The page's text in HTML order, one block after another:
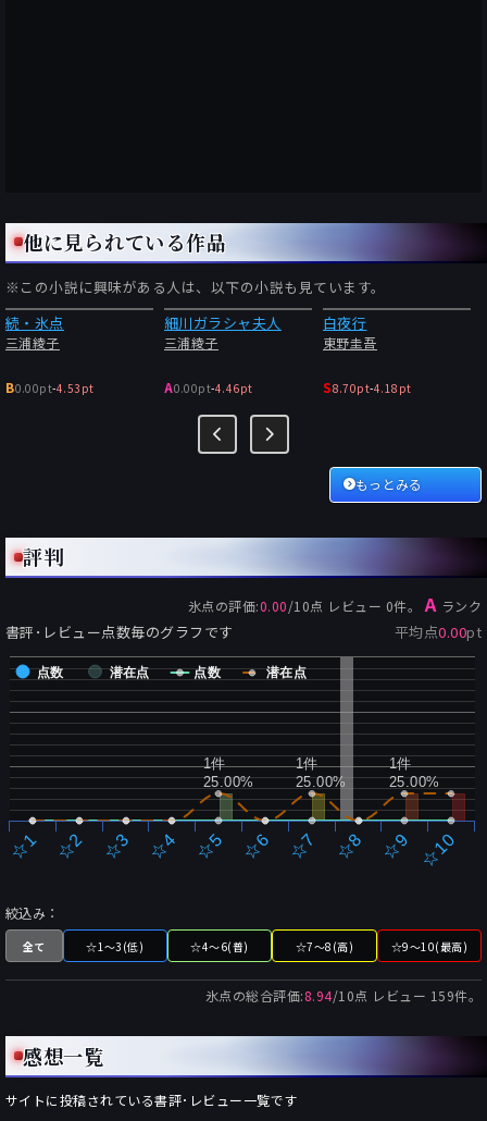
他に見られている作品
※この小説に興味がある人は、以下の小説も見ています。
続・氷点
三浦綾子
B0.00pt-4.53pt
細川ガラシャ夫人
三浦綾子
A0.00pt-4.46pt
白夜行
東野圭吾
S8.70pt-4.18pt
もっとみる
評判
氷点の評価:0.00/10点 レビュー 0件。 A ランク
書評･レビュー点数毎のグラフです 平均点0.00pt
点数 潜在点 点数 潜在点
☆1 ☆2 ☆3 ☆4 ☆5 ☆6 ☆7 ☆8 ☆9 ☆10
1件
25.00%
1件
25.00%
1件
25.00%
絞込み：
全て ☆1～3(低) ☆4～6(普) ☆7～8(高) ☆9～10(最高)
氷点の総合評価:8.94/10点 レビュー 159件。
感想一覧
サイトに投稿されている書評･レビュー一覧です